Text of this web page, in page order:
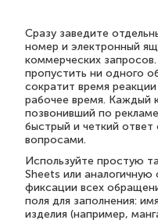
Сразу заведите
номер и электронный
коммерческих
пропустить ни одного
сократит время
рабочее время. Каждый
позвонивший по
быстрый и четкий
вопросами.
Используйте простую
Sheets или аналогичную
фиксации всех
поля для заполнения:
изделия (например,